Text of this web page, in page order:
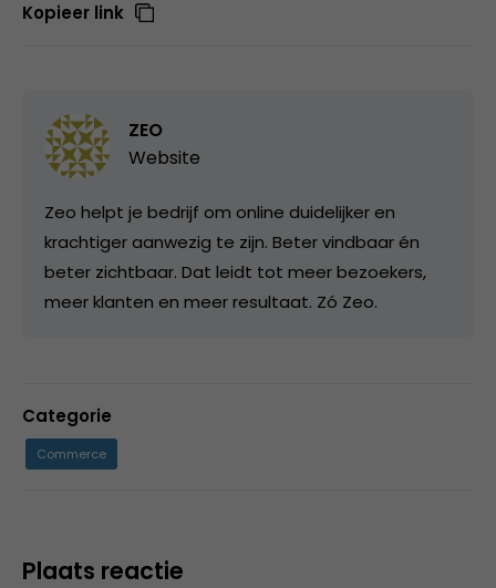
Kopieer link
ZEO
Website
Zeo helpt je bedrijf om online duidelijker en
krachtiger aanwezig te zijn. Beter vindbaar én
beter zichtbaar. Dat leidt tot meer bezoekers,
meer klanten en meer resultaat. Zó Zeo.
Categorie
Commerce
Plaats reactie